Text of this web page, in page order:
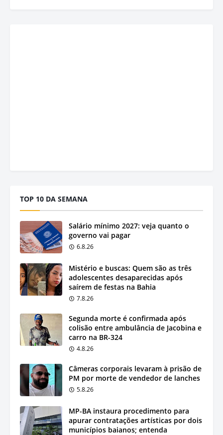
TOP 10 DA SEMANA
Salário mínimo 2027: veja quanto o
governo vai pagar
6.8.26
Mistério e buscas: Quem são as três
adolescentes desaparecidas após
saírem de festas na Bahia
7.8.26
Segunda morte é confirmada após
colisão entre ambulância de Jacobina e
carro na BR-324
4.8.26
Câmeras corporais levaram à prisão de
PM por morte de vendedor de lanches
5.8.26
MP-BA instaura procedimento para
apurar contratações artísticas por dois
municípios baianos; entenda